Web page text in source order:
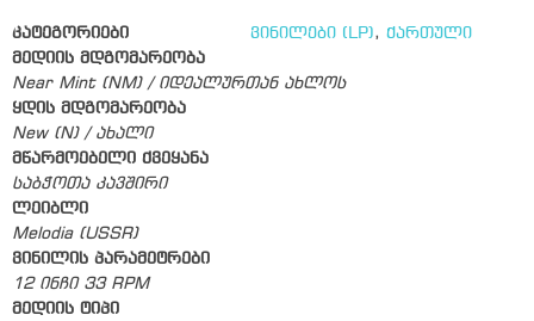
კატეგორიები ვინილები (LP), ქართული
მედიის მდგომარეობა
Near Mint (NM) / იდეალურთან ახლოს
ყდის მდგომარეობა
New (N) / ახალი
მწარმოებელი ქვეყანა
საბჭოთა კავშირი
ლეიბლი
Melodia (USSR)
ვინილის პარამეტრები
12 ინჩი 33 RPM
მედიის ტიპი